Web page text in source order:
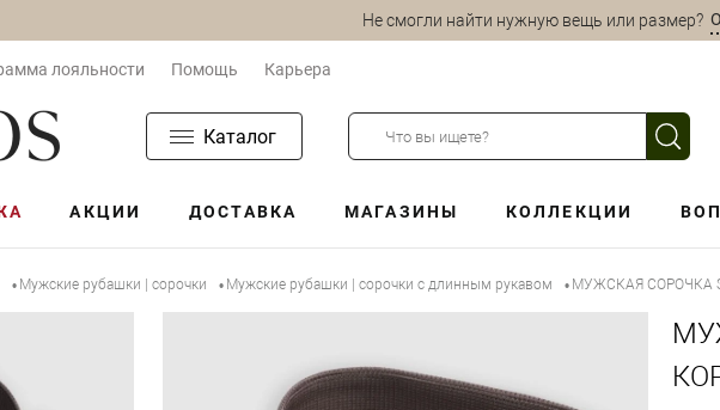
Не смогли найти нужную вещь или размер?
лояльности Помощь Карьера
Каталог
АКЦИИ ДОСТАВКА МАГАЗИНЫ КОЛЛЕКЦИИ
• Мужские рубашки | сорочки • Мужские рубашки | сорочки с длинным рукавом • МУЖСКАЯ СОРОЧКА